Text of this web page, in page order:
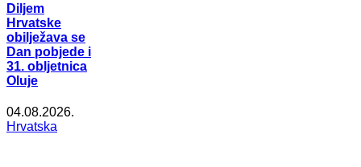
Diljem
Hrvatske
obilježava se
Dan pobjede i
31. obljetnica
Oluje
04.08.2026.
Hrvatska